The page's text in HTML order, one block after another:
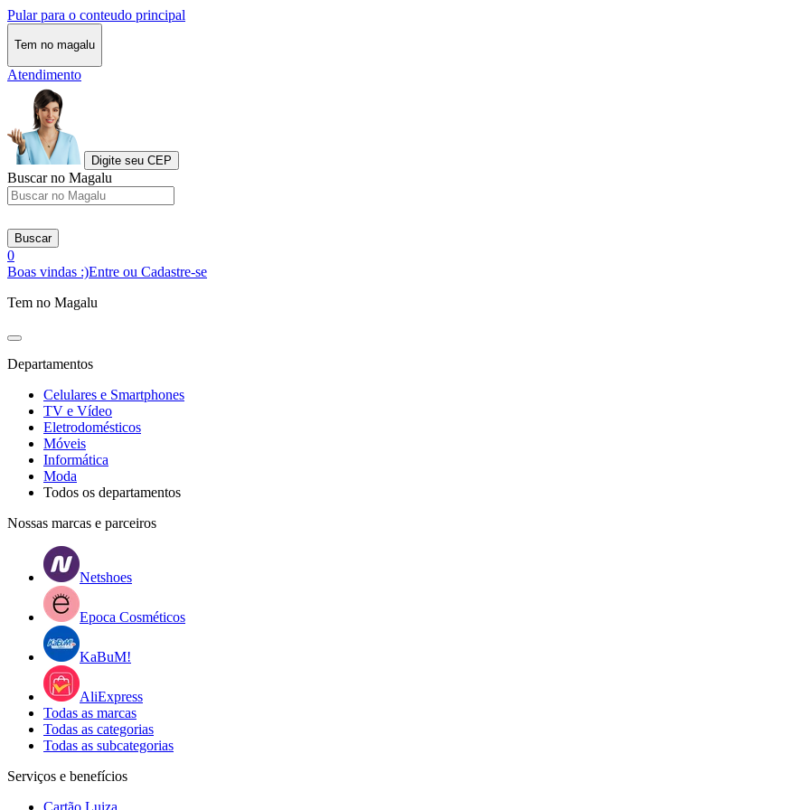
Pular para o conteudo principal
Tem no magalu
Atendimento
Digite seu CEP
Buscar no Magalu
Buscar
0
Boas vindas :)Entre ou Cadastre-se
Tem no Magalu
Departamentos
Celulares e Smartphones
TV e Vídeo
Eletrodomésticos
Móveis
Informática
Moda
Todos os departamentos
Nossas marcas e parceiros
Netshoes
Epoca Cosméticos
KaBuM!
AliExpress
Todas as marcas
Todas as categorias
Todas as subcategorias
Serviços e benefícios
Cartão Luiza